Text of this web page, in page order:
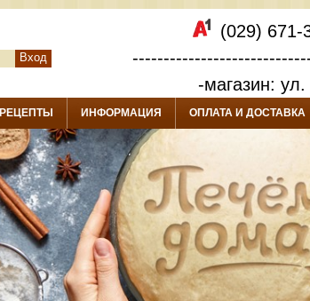
Вход
(029) 671-
-магазин:
РЕЦЕПТЫ ИНФОРМАЦИЯ ОПЛАТА И ДОСТАВКА